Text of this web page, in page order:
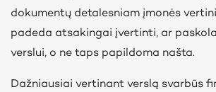
dokumentų detalesniam įmonės
padeda atsakingai įvertinti, ar
verslui, o ne taps papildoma našta.
Dažniausiai vertinant verslą svarbūs